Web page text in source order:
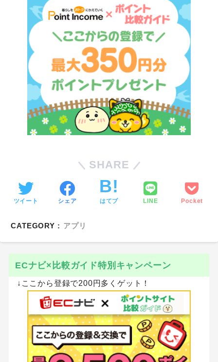
SHARE
ツイート シェア はてブ LINE Pocket
CATEGORY : アプリ
ECナビ×比較ガイド特別キャンペーン
↓ここから登録で200円多くゲット！